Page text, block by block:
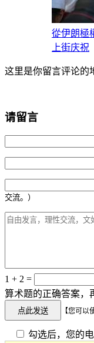
從伊朗極
上街庆祝
这里是你留言评论的
请留言
交流。）
1 + 2 =
算术题的正确答案，
【您可以
勾选后，您的